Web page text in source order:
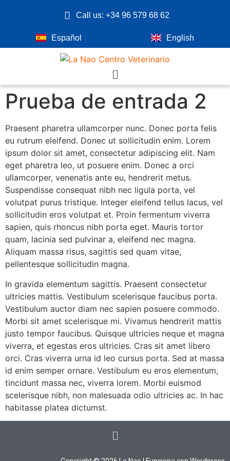
Call us: +34 96 579 68 62
Español English
Prueba de entrada 2
Praesent pharetra ullamcorper nunc. Donec porta felis
eu rutrum eleifend. Donec ut sollicitudin enim. Lorem
ipsum dolor sit amet, consectetur adipiscing elit. Nam
eget pharetra leo, ut posuere enim. Donec a orci
ullamcorper, venenatis ante eu, hendrerit metus.
Suspendisse consequat nibh nec ligula porta, vel
volutpat purus tristique. Integer eleifend tellus lacus, vel
sollicitudin eros volutpat et. Proin fermentum viverra
sapien, quis rhoncus nibh porta eget. Mauris tortor
quam, lacinia sed pulvinar a, eleifend nec magna.
Aliquam massa risus, sagittis sed quam vitae,
pellentesque sollicitudin magna.
In gravida elementum sagittis. Praesent consectetur
ultricies mattis. Vestibulum scelerisque faucibus porta.
Vestibulum auctor diam nec sapien posuere commodo.
Morbi sit amet scelerisque mi. Vivamus hendrerit mattis
justo tempor faucibus. Quisque ultricies neque et magna
viverra, et egestas eros ultricies. Cras sit amet libero
orci. Cras viverra urna id leo cursus porta. Sed at massa
id enim semper ornare. Vestibulum eu eros elementum,
tincidunt massa nec, viverra lorem. Morbi euismod
scelerisque nibh, non malesuada odio ultricies ac. In hac
habitasse platea dictumst.